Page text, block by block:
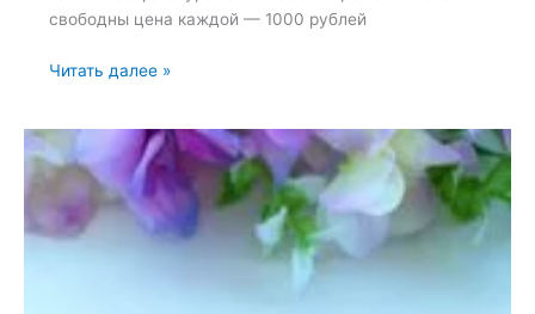
свободны цена каждой — 1000 рублей
Броши:
и
Инжир
Читать далее »